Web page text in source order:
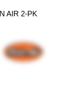
AIR 2-PK